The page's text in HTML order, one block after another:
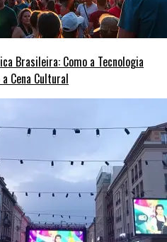
Brasileira: Como a Tecnologia
Cena Cultural